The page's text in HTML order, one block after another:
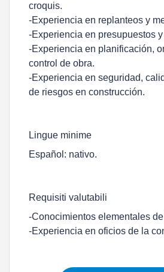
croquis.
-Experiencia en replanteos y
-Experiencia en presupuestos
-Experiencia en planificación,
control de obra.
-Experiencia en seguridad,
de riesgos en construcción.
Lingue minime
Español: nativo.
Requisiti valutabili
-Conocimientos elementales
-Experiencia en oficios de la